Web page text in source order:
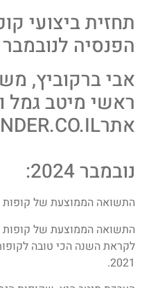
תחזית ביצועי
הפנסיה לנובמבר 2024
אבי ברקוביץ,
ראשי מיטב גמל
אתרFUNDER.CO.IL
נובמבר 2024:
התשואה הממוצעת של קופות
לקראת השנה הכי טובה
2021.